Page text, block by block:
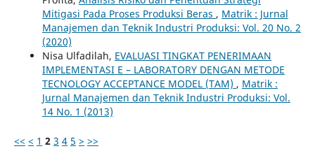
Mitigasi Pada Proses Produksi Beras , Matrik : Jurnal
Manajemen dan Teknik Industri Produksi: Vol. 20 No. 2
(2020)
Nisa Ulfadilah, EVALUASI TINGKAT PENERIMAAN
IMPLEMENTASI E – LABORATORY DENGAN METODE
TECNOLOGY ACCEPTANCE MODEL (TAM) , Matrik :
Jurnal Manajemen dan Teknik Industri Produksi: Vol.
14 No. 1 (2013)
<< < 1 2 3 4 5 > >>